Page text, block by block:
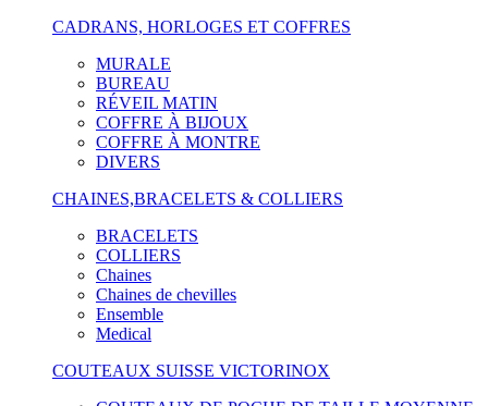
CADRANS, HORLOGES ET COFFRES
MURALE
BUREAU
RÉVEIL MATIN
COFFRE À BIJOUX
COFFRE À MONTRE
DIVERS
CHAINES,BRACELETS & COLLIERS
BRACELETS
COLLIERS
Chaines
Chaines de chevilles
Ensemble
Medical
COUTEAUX SUISSE VICTORINOX